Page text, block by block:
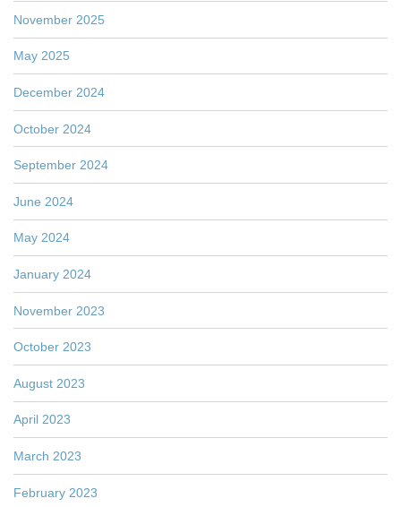
November 2025
May 2025
December 2024
October 2024
September 2024
June 2024
May 2024
January 2024
November 2023
October 2023
August 2023
April 2023
March 2023
February 2023